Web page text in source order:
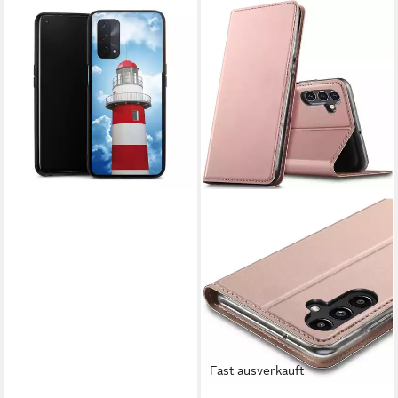
DEINDESIGN
Handyhülle Leuchtturm Wolke
Himmel Leuchtturm, Oppo
A54 5G Silikon Hülle Bumper
Case Handy Schutzhülle
lieferbar - in 5-6 Werktagen bei dir
Fast ausverkauft